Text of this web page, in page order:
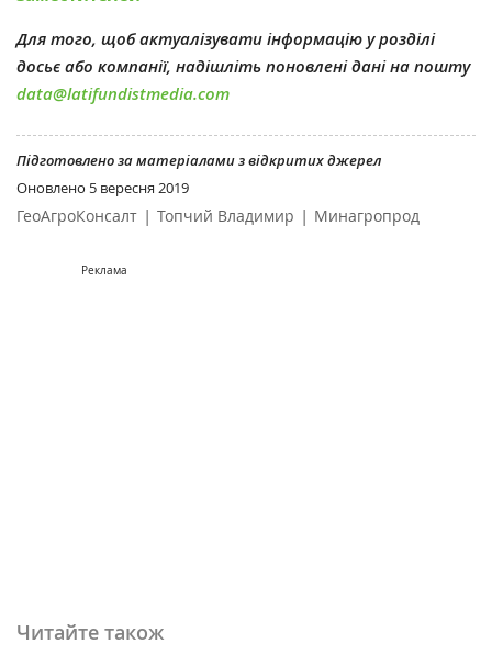
Для того, щоб актуалізувати інформацію у розділі
досьє або компанії, надішліть поновлені дані на пошту
data@latifundistmedia.com
Підготовлено за матеріалами з відкритих джерел
Оновлено 5 вересня 2019
ГеоАгроКонсалт | Топчий Владимир | Минагропрод
Реклама
Читайте також